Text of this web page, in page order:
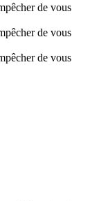
de vous
de vous
de vous